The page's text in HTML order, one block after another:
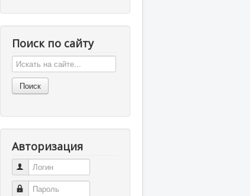
Поиск по сайту
Авторизация
Логин
Пароль